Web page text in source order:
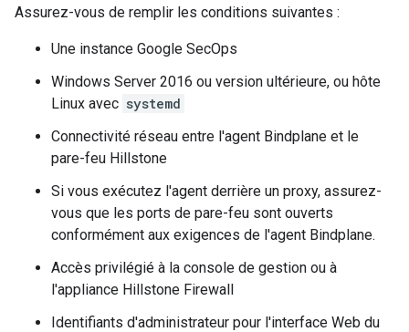
Assurez-vous de remplir les conditions suivantes :
Une instance Google SecOps
Windows Server 2016 ou version ultérieure, ou hôte
Linux avec systemd
Connectivité réseau entre l'agent Bindplane et le
pare-feu Hillstone
Si vous exécutez l'agent derrière un proxy, assurez-
vous que les ports de pare-feu sont ouverts
conformément aux exigences de l'agent Bindplane.
Accès privilégié à la console de gestion ou à
l'appliance Hillstone Firewall
Identifiants d'administrateur pour l'interface Web du